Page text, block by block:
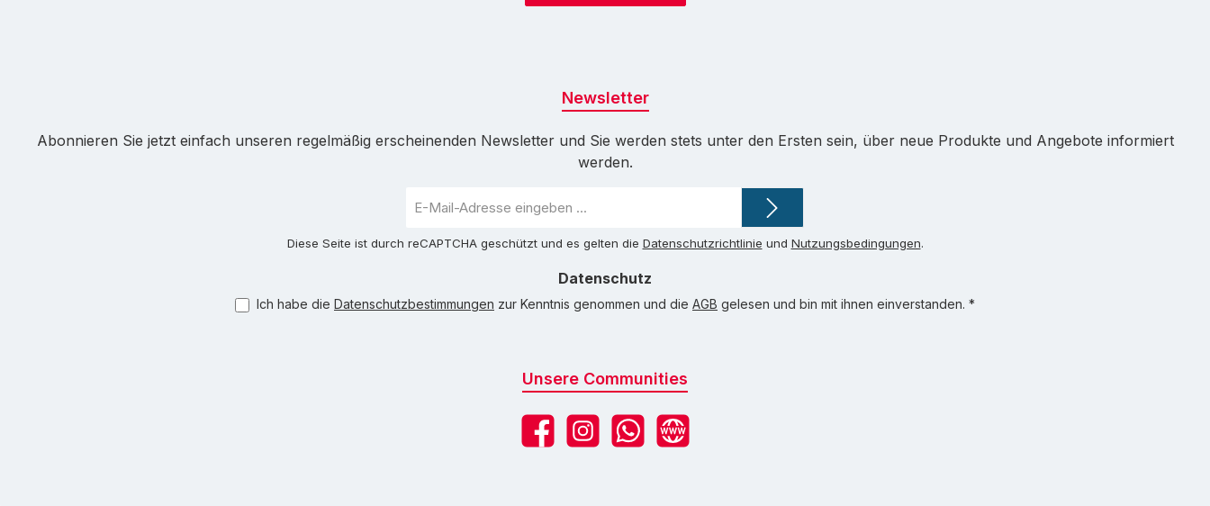
Newsletter
Abonnieren Sie jetzt einfach unseren regelmäßig erscheinenden Newsletter und Sie werden stets unter den Ersten sein, über neue Produkte und Angebote informiert
werden.
Mail-
Diese Seite ist durch reCAPTCHA geschützt und es gelten die Datenschutzrichtlinie und Nutzungsbedingungen.
Datenschutz
Ich habe die Datenschutzbestimmungen zur Kenntnis genommen und die AGB gelesen und bin mit ihnen einverstanden. *
Unsere Communities
FacebookInstagramWhatsApp
Website